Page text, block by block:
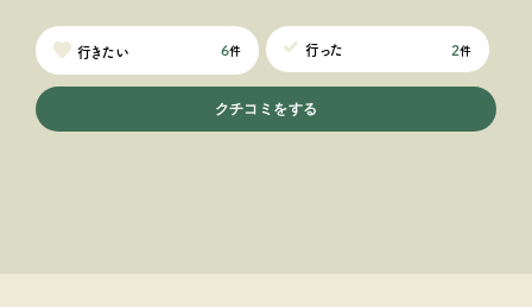
行きたい 6件 行った 2件
クチコミをする